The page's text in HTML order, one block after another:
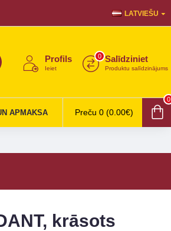
LATVIEŠU
Profils
Ieiet
Salīdziniet
Produktu salīdzinājums
0
APMAKSA Preču 0 (0.00€)
0
krāsots